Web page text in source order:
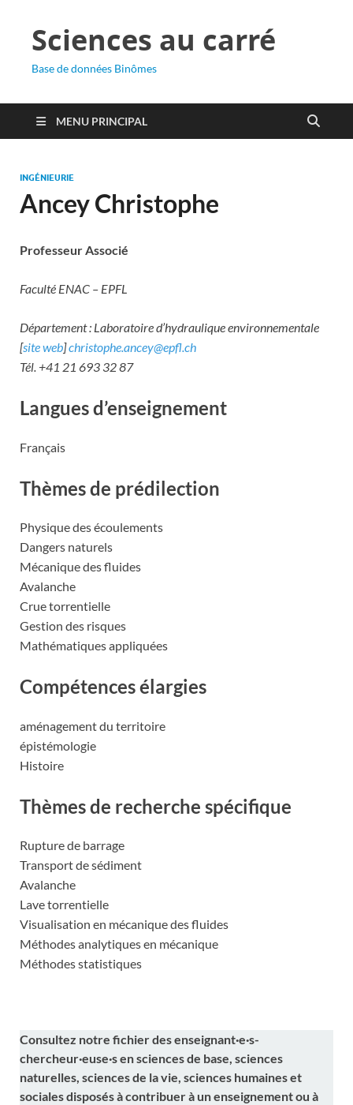
Sciences au carré
Base de données Binômes
MENU PRINCIPAL
INGÉNIEURIE
Ancey Christophe
Professeur Associé
Faculté ENAC – EPFL
Département : Laboratoire d’hydraulique environnementale
[site web]christophe.ancey@epfl.ch
Tél. +41 21 693 32 87
Langues d’enseignement
Français
Thèmes de prédilection
Physique des écoulements
Dangers naturels
Mécanique des fluides
Avalanche
Crue torrentielle
Gestion des risques
Mathématiques appliquées
Compétences élargies
aménagement du territoire
épistémologie
Histoire
Thèmes de recherche spécifique
Rupture de barrage
Transport de sédiment
Avalanche
Lave torrentielle
Visualisation en mécanique des fluides
Méthodes analytiques en mécanique
Méthodes statistiques
Consultez notre fichier des enseignant·e·s-
chercheur·euse·s en sciences de base, sciences
naturelles, sciences de la vie, sciences humaines et
sociales disposés à contribuer à un enseignement ou à